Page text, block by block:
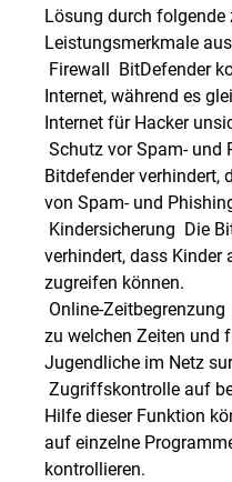
Lösung durch folgende
Leistungsmerkmale
 Firewall 
Internet, während es
Internet für Hacker
 Schutz vor Spam- und
Bitdefender verhindert,
von Spam- und
 Kindersicherung  Die
verhindert, dass Kinder
zugreifen können.
 Online-
zu welchen Zeiten und
Jugendliche im Netz
 Zugriffskontrolle auf
Hilfe dieser Funktion
auf einzelne
kontrollieren.